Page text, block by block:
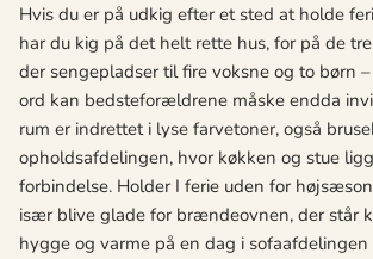
Hvis du er på udkig efter et sted at holde
har du kig på det helt rette hus, for på de
der sengepladser til fire voksne og to børn
ord kan bedsteforældrene måske endda
rum er indrettet i lyse farvetoner, også
opholdsafdelingen, hvor køkken og stue
forbindelse. Holder I ferie uden for
især blive glade for brændeovnen, der står
hygge og varme på en dag i so